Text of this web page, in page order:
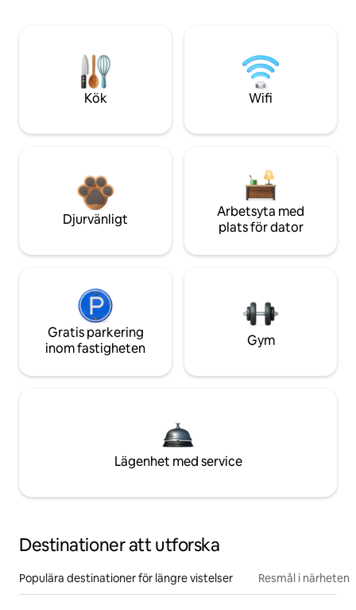
Kök Wifi
Djurvänligt
Arbetsyta med
plats för dator
Gratis parkering
inom fastigheten
Gym
Lägenhet med service
Destinationer att utforska
Populära destinationer för längre vistelser Resmål i närheten